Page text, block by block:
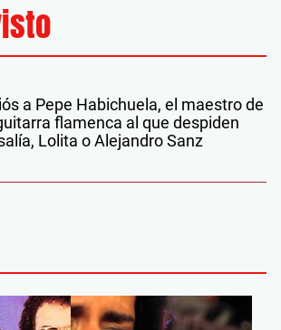
a Pepe Habichuela, el maestro de
flamenca al que despiden
Lolita o Alejandro Sanz